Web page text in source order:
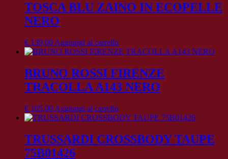
TOSCA BLU ZAINO IN ECOPELLE
NERO
€ 139,00 Aggiungi al carrello
BRUNO ROSSI FIRENZE
TRACOLLA A143 NERO
€ 165,00 Aggiungi al carrello
TRUSSARDI CROSSBODY TAUPE
75B01426